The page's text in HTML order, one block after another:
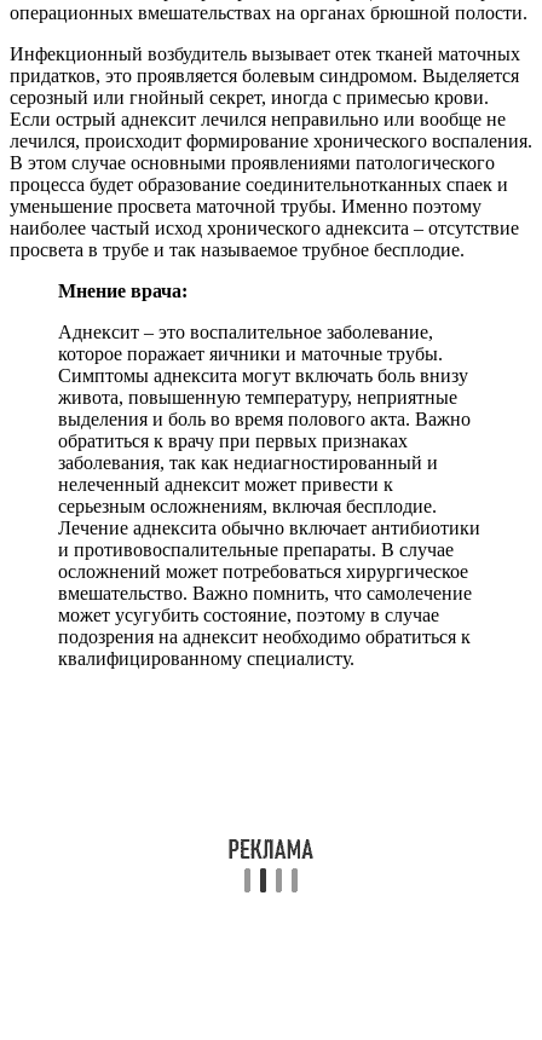
операционных вмешательствах на органах брюшной полости.
Инфекционный возбудитель вызывает отек тканей маточных
придатков, это проявляется болевым синдромом. Выделяется
серозный или гнойный секрет, иногда с примесью крови.
Если острый аднексит лечился неправильно или вообще не
лечился, происходит формирование хронического воспаления.
В этом случае основными проявлениями патологического
процесса будет образование соединительнотканных спаек и
уменьшение просвета маточной трубы. Именно поэтому
наиболее частый исход хронического аднексита – отсутствие
просвета в трубе и так называемое трубное бесплодие.
Мнение врача:
Аднексит – это воспалительное заболевание,
которое поражает яичники и маточные трубы.
Симптомы аднексита могут включать боль внизу
живота, повышенную температуру, неприятные
выделения и боль во время полового акта. Важно
обратиться к врачу при первых признаках
заболевания, так как недиагностированный и
нелеченный аднексит может привести к
серьезным осложнениям, включая бесплодие.
Лечение аднексита обычно включает антибиотики
и противовоспалительные препараты. В случае
осложнений может потребоваться хирургическое
вмешательство. Важно помнить, что самолечение
может усугубить состояние, поэтому в случае
подозрения на аднексит необходимо обратиться к
квалифицированному специалисту.